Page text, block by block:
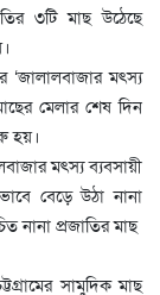
৩টি মাছ উঠেছে
‘জালালবাজার মৎস্য
মেলার শেষ দিন
হয়।
মৎস্য ব্যবসায়ী
বেড়ে উঠা নানা
নানা প্রজাতির মাছ
সামুদিক মাছ